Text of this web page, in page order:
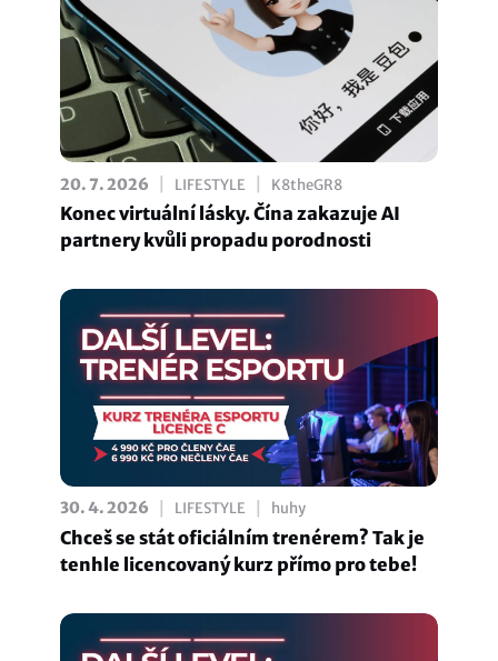
20. 7. 2026 LIFESTYLE K8theGR8
Konec virtuální lásky. Čína zakazuje AI
partnery kvůli propadu porodnosti
30. 4. 2026 LIFESTYLE huhy
Chceš se stát oficiálním trenérem? Tak je
tenhle licencovaný kurz přímo pro tebe!